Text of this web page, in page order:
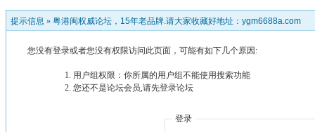
提示信息 » 粤港闽权威论坛，15年老品牌.请大家收藏好地址：ygm6688a.com
您没有登录或者您没有权限访问此页面，可能有如下几个原因:
用户组权限：你所属的用户组不能使用搜索功能
您还不是论坛会员,请先登录论坛
登录